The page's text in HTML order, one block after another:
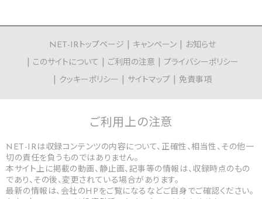
NET-IRトップページ キャンペーン
お知らせ
このサイトについて
ご利用の注意
プライバシーポリシー
クッキーポリシー
サイトマップ 免責事項
ご利用上の注意
NET-IRは収録コンテンツの内容について、正確性、相当性、その他一
切の責任を負うものではありません。
本サイト上に掲載の動画、静止画、記事等の情報は、収録時点のもの
であり、その後、変更されている場合があります。
最新の情報は、会社のHPをご覧になるなどご自身でご確認ください。